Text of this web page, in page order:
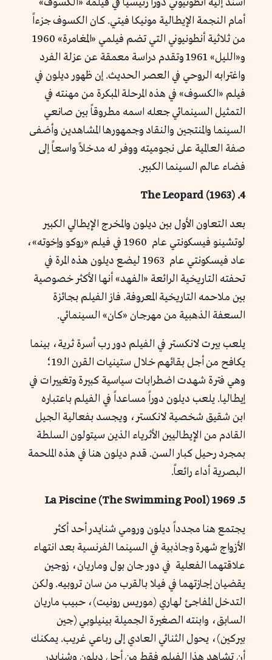
أمام النجمة الإيطالية مونيكا فيتي. كان الكسوف جزءاً
من ثلاثية أنطونيوني التي تضم فيلمي «المغامرة» 1960
و«الليل» 1961 وتقدم دراسة معمقة عن عزلة الفرد
واغترابه الروحي في العصر الحديث. إن ظهور ديلون في
فيلم «الكسوف» في هذه المرحلة المبكرة من مهنته في
التمثيل السينمائي جعله اسمه مطروقاً بين صانعي
السينما والمنتجين والنقاد وجمهورها المشاهدين وأضفى
صفة العالمية على نجوميته ووفر له مدخلاً واسعاً إلى
فضاء عالم السينما الكبير.
4. The Leopard (1963)
بعد التعاون الأول بين ديلون والمخرج الإيطالي الكبير
لوتشينو فيسكونتي عام 1960 في فيلم «روكو وإخوته»،
عاد فيسكونتي عام 1963 ليضع ديلون هذه المرة في
تحفته التاريخية الرائعة «الفهد» أنها الأكثر خصوصية
بين ملاحمه التاريخية المعروفة. فاز الفيلم بجائزة
السعفة الذهبية من مهرجان «كان» السينمائي.
يلعب بيرت لانكستر في الفيلم دور رب أسرة ثرية، بينما
يكافح من أجل بقائهم خلال ستينيات القرن الـ19؛
وهي فترة شهدت اضطرابات سياسية كبيرة وتغييرات في
إيطاليا. يلعب ديلون دوراً مساعداً في الفيلم باعتباره
ابن شقيق شخصية لانكستر، ويجسد بفعالية الجيل
القادم من الإيطاليين الأثرياء الذين سيتولون السلطة
بمجرد رحيل كبار السن. قدم ديلون هنا في هذه الملحمة
البصرية أداء رائعاً.
5. La Piscine (The Swimming Pool) 1969
يجتمع هنا مجدداً ديلون ورومي شنايدر أحد أكثر
الأزواج شهرة وجاذبية في السينما الفرنسية بعد انتهاء
علاقتهما الفعلية في دور جان بول وماريان، زوجين
يقضيان إجازتهما في فيلا بالقرب من سان تروبيه. ولكن
التدخل المفاجئ لهاري (موريس رونيت)، حبيب ماريان
السابق، وابنته الصغيرة الجميلة بينيلوبي (جين
بيركين)، يحول الثنائي العادي إلى رباعي غريب. يمكنك
أن تشاهد هذا الفيلم فقط من أجل ديلون وشنايدر